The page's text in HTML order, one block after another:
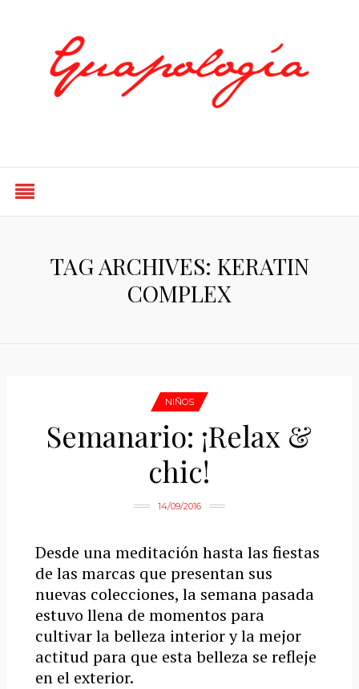
TAG ARCHIVES: KERATIN
COMPLEX
NIÑOS
Semanario: ¡Relax &
chic!
14/09/2016
Desde una meditación hasta las fiestas
de las marcas que presentan sus
nuevas colecciones, la semana pasada
estuvo llena de momentos para
cultivar la belleza interior y la mejor
actitud para que esta belleza se refleje
en el exterior.